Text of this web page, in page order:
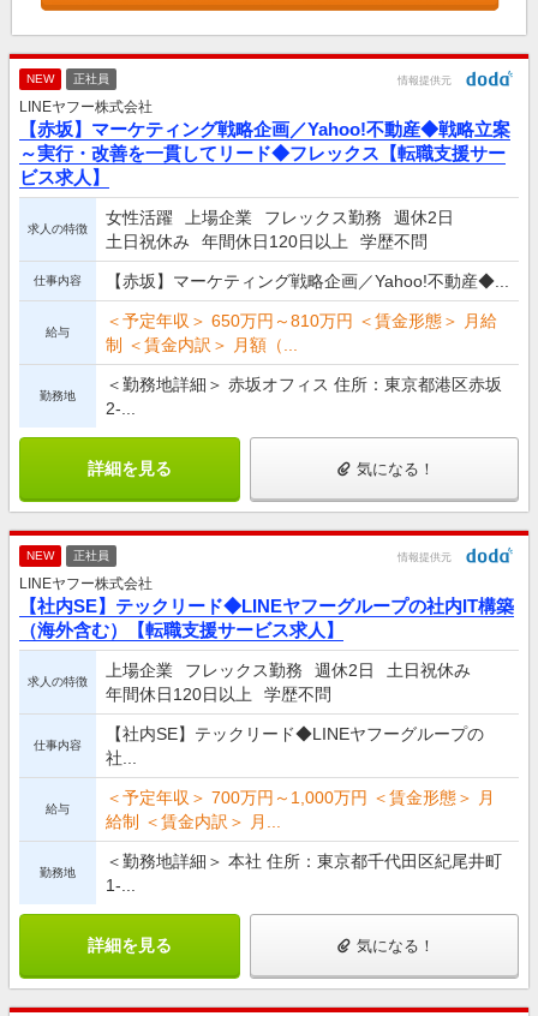
NEW 正社員 情報提供元
LINEヤフー株式会社
【赤坂】マーケティング戦略企画／Yahoo!不動産◆戦略立案
～実行・改善を一貫してリード◆フレックス【転職支援サー
ビス求人】
求人の特徴
女性活躍 上場企業 フレックス勤務
週休2日
土日祝休み
年間休日120日以上 学歴不問
仕事内容 【赤坂】マーケティング戦略企画／Yahoo!不動産◆...
給与
＜予定年収＞ 650万円～810万円 ＜賃金形態＞ 月給
制 ＜賃金内訳＞ 月額（...
勤務地
＜勤務地詳細＞ 赤坂オフィス 住所：東京都港区赤坂
2-...
詳細を見る 気になる！
NEW 正社員 情報提供元
LINEヤフー株式会社
【社内SE】テックリード◆LINEヤフーグループの社内IT構築
（海外含む）【転職支援サービス求人】
求人の特徴
上場企業 フレックス勤務 週休2日
土日祝休み
年間休日120日以上
学歴不問
仕事内容
【社内SE】テックリード◆LINEヤフーグループの
社...
給与
＜予定年収＞ 700万円～1,000万円 ＜賃金形態＞ 月
給制 ＜賃金内訳＞ 月...
勤務地
＜勤務地詳細＞ 本社 住所：東京都千代田区紀尾井町
1-...
詳細を見る 気になる！